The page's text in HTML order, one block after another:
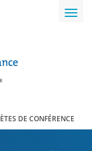
DE CONFÉRENCE